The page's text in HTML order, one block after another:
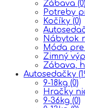
Zábava (0)
Potreby
Kočíky (0)
Nábytok
Móda
Zimný
Zábava,
Autosedačky
9-18kg (0)
Hračky
9-36kg (0)